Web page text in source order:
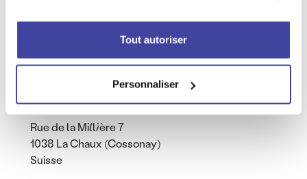
la «déclaration relative à la protection des données».
Tout autoriser
Personnaliser
et le démontage est fait exclusivement par
l'entreprise Pleinaircid.
Rue de la Millière 7
1038 La Chaux (Cossonay)
Suisse